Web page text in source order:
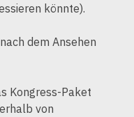
könnte).
dem Ansehen
Kongress-Paket
von